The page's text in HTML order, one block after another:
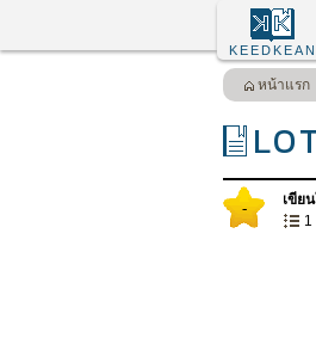
KEEDKEAN
หน้าแรก
- เขีย